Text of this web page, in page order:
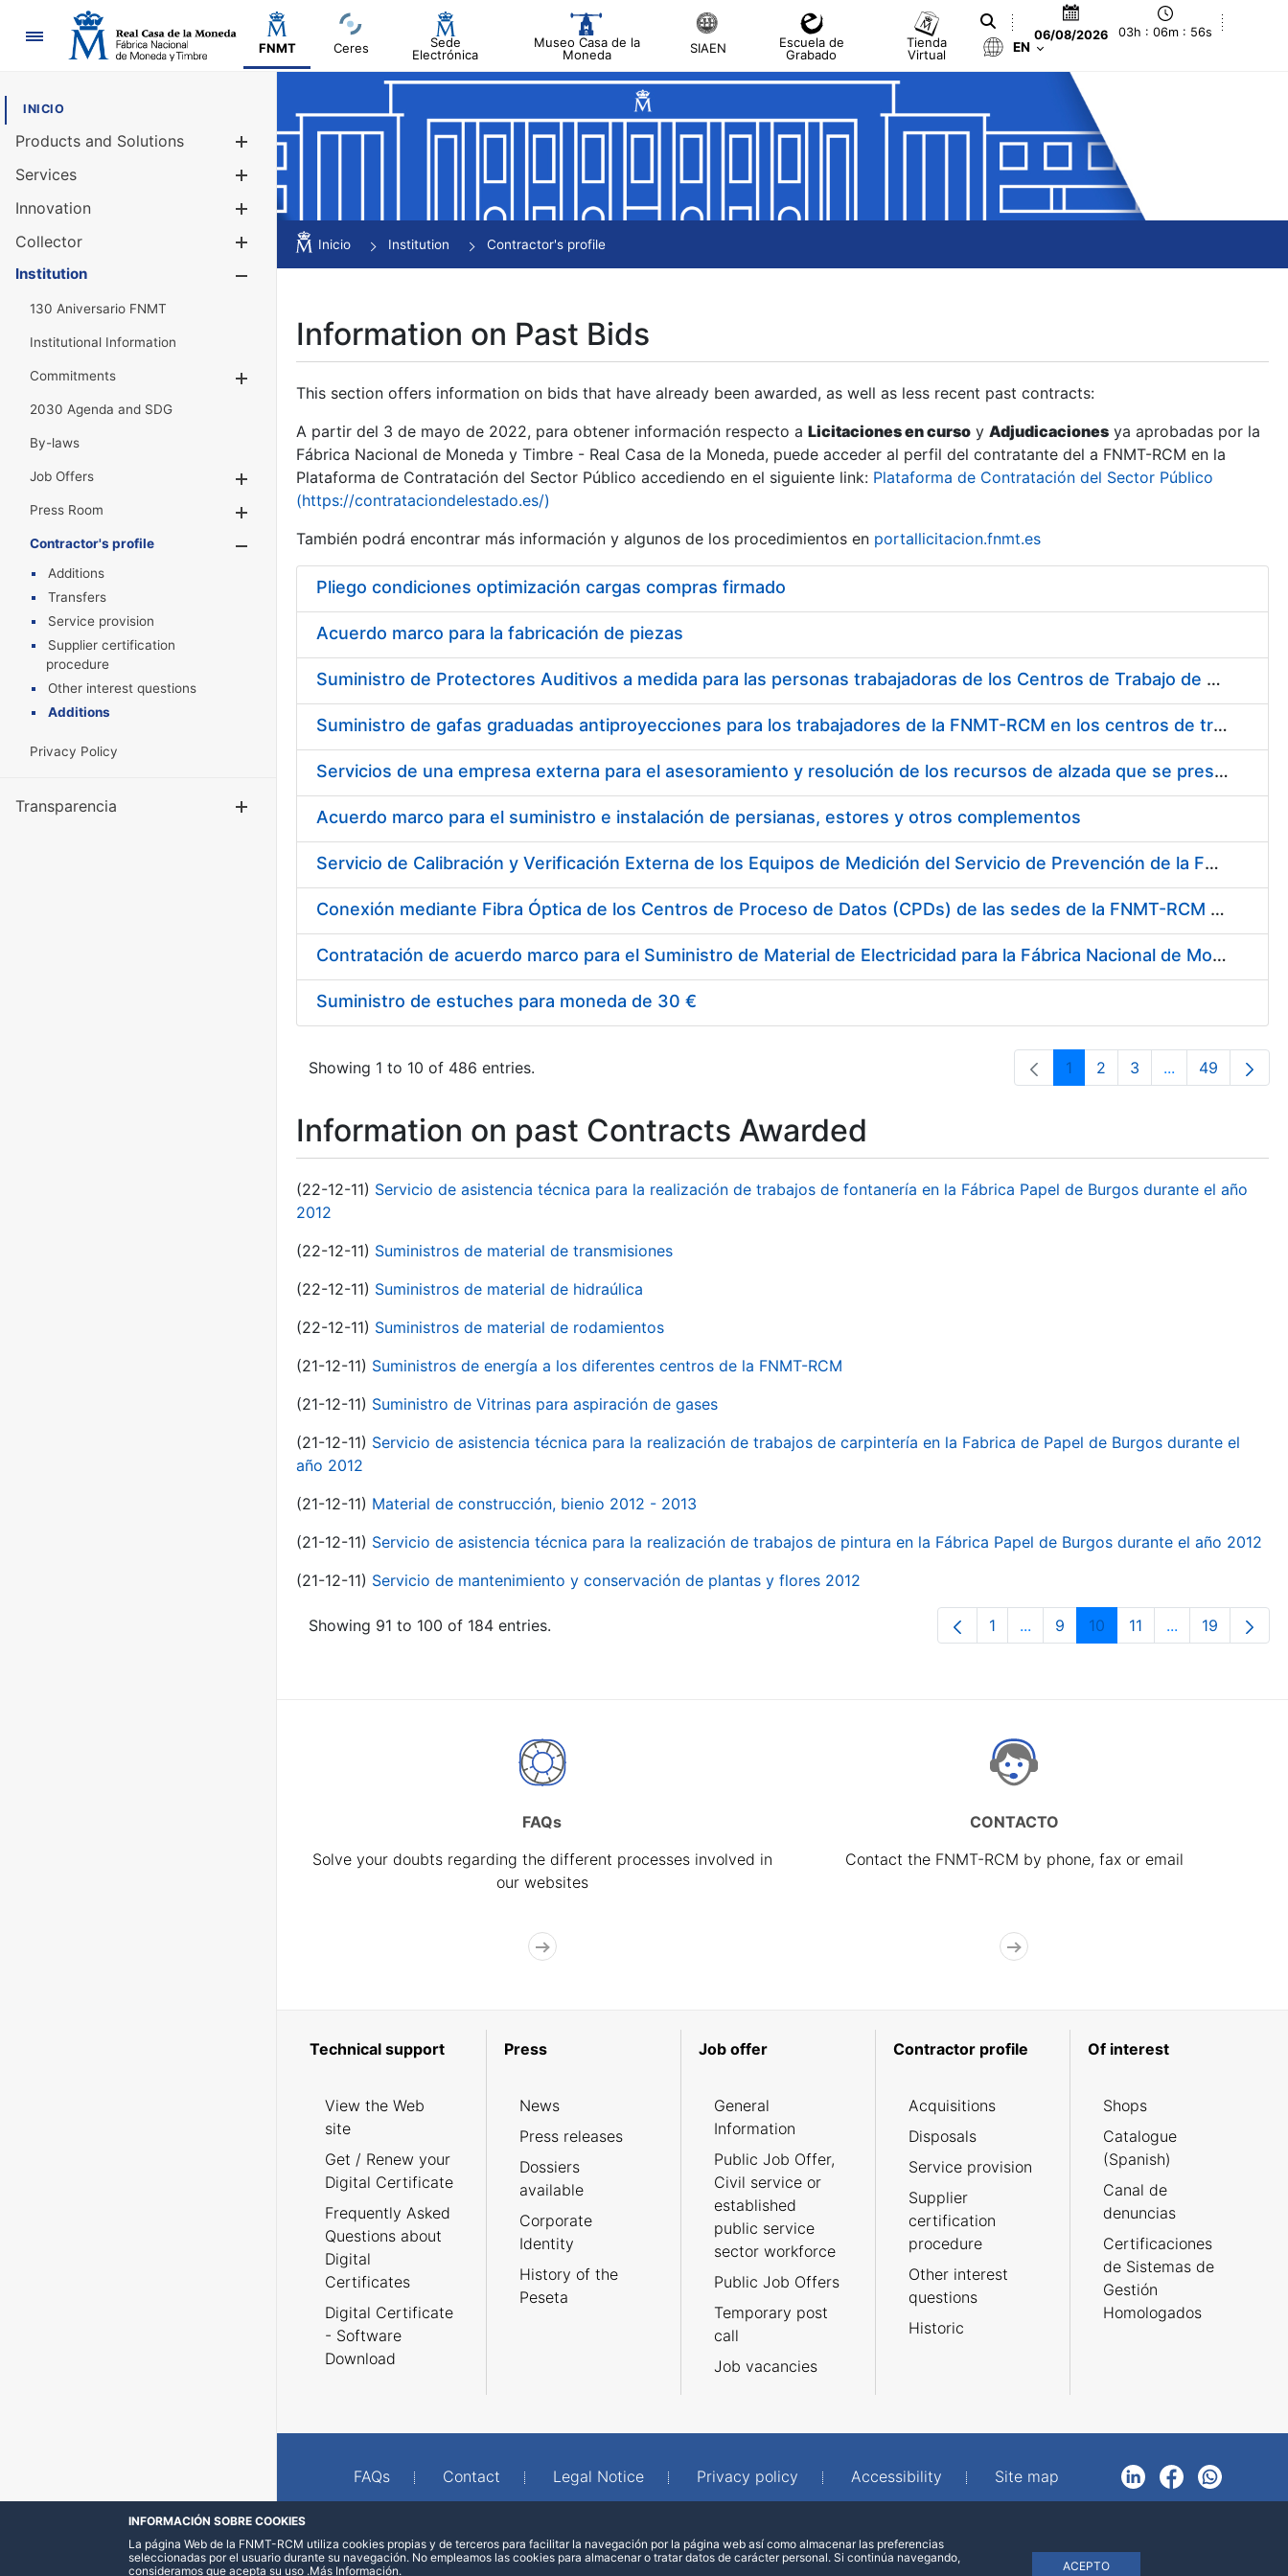
Navigation
FNMT Ceres
Sede
Electrónica
Museo Casa de la
Moneda
SIAEN
Escuela de
Grabado
Tienda
Virtual
06/08/2026 03h : 06m : 57s
EN
INICIO
Products and Solutions
Services
Innovation
Collector
Show/Hide
Institution
130 Aniversario FNMT
Institutional Information
Commitments
2030 Agenda and SDG
By-laws
Job Offers
Show/Hide
Press Room
Show/Hide
Contractor's profile
Show/Hide
Additions
Transfers
Service provision
Supplier certification
procedure
Other interest questions
Additions
Privacy Policy
Transparencia Show/Hide
Inicio Institution Contractor's profile
Information on Past Bids
This section offers information on bids that have already been awarded, as well as less recent past contracts:
A partir del 3 de mayo de 2022, para obtener información respecto a Licitaciones en curso y Adjudicaciones ya aprobadas por la
Fábrica Nacional de Moneda y Timbre - Real Casa de la Moneda, puede acceder al perfil del contratante del a FNMT-RCM en la
Plataforma de Contratación del Sector Público accediendo en el siguiente link: Plataforma de Contratación del Sector Público
(https://contrataciondelestado.es/)
También podrá encontrar más información y algunos de los procedimientos en portallicitacion.fnmt.es
Pliego condiciones optimización cargas compras firmado
Acuerdo marco para la fabricación de piezas
Suministro de Protectores Auditivos a medida para las personas trabajadoras de los Centros de Trabajo de Madrid y Burgos
Suministro de gafas graduadas antiproyecciones para los trabajadores de la FNMT-RCM en los centros de trabajo de Madrid y Burgos
Servicios de una empresa externa para el asesoramiento y resolución de los recursos de alzada que se presentan relacionados con procesos de selección para la FNMT-RCM
Acuerdo marco para el suministro e instalación de persianas, estores y otros complementos
Servicio de Calibración y Verificación Externa de los Equipos de Medición del Servicio de Prevención de la FNMT-RCM
Conexión mediante Fibra Óptica de los Centros de Proceso de Datos (CPDs) de las sedes de la FNMT-RCM de Burgos y Madrid
Contratación de acuerdo marco para el Suministro de Material de Electricidad para la Fábrica Nacional de Moneda y Timbre-Real Casa de la Moneda en su centro de trabajo de Burgos
Suministro de estuches para moneda de 30 €
Showing 1 to 10 of 486 entries. Page
1 Page
2 Page
3 ...Intermediate
Page
49
Information on past Contracts Awarded
(22-12-11) Servicio de asistencia técnica para la realización de trabajos de fontanería en la Fábrica Papel de Burgos durante el año
2012
(22-12-11) Suministros de material de transmisiones
(22-12-11) Suministros de material de hidraúlica
(22-12-11) Suministros de material de rodamientos
(21-12-11) Suministros de energía a los diferentes centros de la FNMT-RCM
(21-12-11) Suministro de Vitrinas para aspiración de gases
(21-12-11) Servicio de asistencia técnica para la realización de trabajos de carpintería en la Fabrica de Papel de Burgos durante el
año 2012
(21-12-11) Material de construcción, bienio 2012 - 2013
(21-12-11) Servicio de asistencia técnica para la realización de trabajos de pintura en la Fábrica Papel de Burgos durante el año 2012
(21-12-11) Servicio de mantenimiento y conservación de plantas y flores 2012
Showing 91 to 100 of 184 entries. Page
1 ...Intermediate Pages Use TAB to
Page
9 Page
10 Page
11 ...Intermediate
Page
19
FAQs
Solve your doubts regarding the different processes involved in
our websites
CONTACTO
Contact the FNMT-RCM by phone, fax or email
Technical support
View the Web
site
Get / Renew your
Digital Certificate
Frequently Asked
Questions about
Digital
Certificates
Digital Certificate
- Software
Download
Press
News
Press releases
Dossiers
available
Corporate
Identity
History of the
Peseta
Job offer
General
Information
Public Job Offer,
Civil service or
established
public service
sector workforce
Public Job Offers
Temporary post
call
Job vacancies
Contractor profile
Acquisitions
Disposals
Service provision
Supplier
certification
procedure
Other interest
questions
Historic
Of interest
Shops
Catalogue
(Spanish)
Canal de
denuncias
Certificaciones
de Sistemas de
Gestión
Homologados
FAQs Contact Legal Notice Privacy policy Accessibility Site map
LinkedInFacebookWhatsApp
INFORMACIÓN SOBRE COOKIES
La página Web de la FNMT-RCM utiliza cookies propias y de terceros para facilitar la navegación por la página web así como almacenar las preferencias
seleccionadas por el usuario durante su navegación. No empleamos las cookies para almacenar o tratar datos de carácter personal. Si continúa navegando,
consideramos que acepta su uso
ACEPTO
.Más Información.